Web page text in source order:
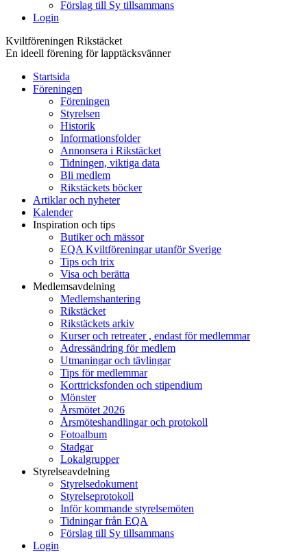
Förslag till Sy tillsammans
Login
Kviltföreningen Rikstäcket
En ideell förening för lapptäcksvänner
Startsida
Föreningen
Föreningen
Styrelsen
Historik
Informationsfolder
Annonsera i Rikstäcket
Tidningen, viktiga data
Bli medlem
Rikstäckets böcker
Artiklar och nyheter
Kalender
Inspiration och tips
Butiker och mässor
EQA Kviltföreningar utanför Sverige
Tips och trix
Visa och berätta
Medlemsavdelning
Medlemshantering
Rikstäcket
Rikstäckets arkiv
Kurser och retreater , endast för medlemmar
Adressändring för medlem
Utmaningar och tävlingar
Tips för medlemmar
Korttricksfonden och stipendium
Mönster
Årsmötet 2026
Årsmöteshandlingar och protokoll
Fotoalbum
Stadgar
Lokalgrupper
Styrelseavdelning
Styrelsedokument
Styrelseprotokoll
Inför kommande styrelsemöten
Tidningar från EQA
Förslag till Sy tillsammans
Login